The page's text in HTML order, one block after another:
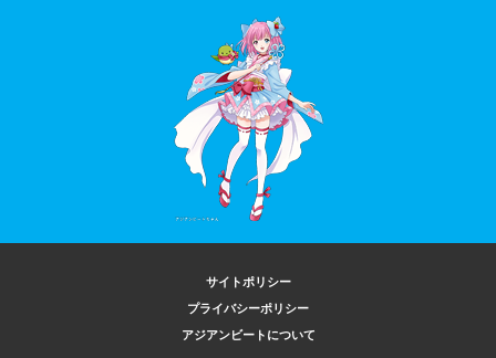
サイトポリシー
プライバシーポリシー
アジアンビートについて